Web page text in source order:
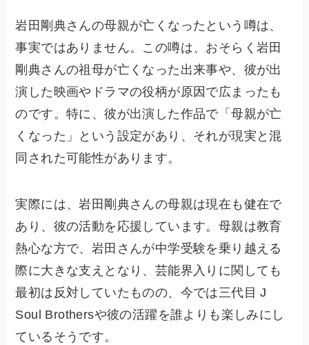
岩田剛典さんの母親が亡くなったという噂は、
事実ではありません。この噂は、おそらく岩田
剛典さんの祖母が亡くなった出来事や、彼が出
演した映画やドラマの役柄が原因で広まったも
のです。特に、彼が出演した作品で「母親が亡
くなった」という設定があり、それが現実と混
同された可能性があります。
実際には、岩田剛典さんの母親は現在も健在で
あり、彼の活動を応援しています。母親は教育
熱心な方で、岩田さんが中学受験を乗り越える
際に大きな支えとなり、芸能界入りに関しても
最初は反対していたものの、今では三代目 J
Soul Brothersや彼の活躍を誰よりも楽しみにし
ているそうです。